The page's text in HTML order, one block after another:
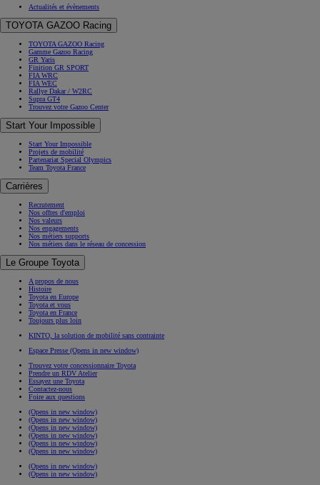
Actualités et évènements
TOYOTA GAZOO Racing
TOYOTA GAZOO Racing
Gamme Gazoo Racing
GR Yaris
Finition GR SPORT
FIA WRC
FIA WEC
Rallye Dakar / W2RC
Supra GT4
Trouvez votre Gazoo Center
Start Your Impossible
Start Your Impossible
Projets de mobilité
Partenariat Special Olympics
Team Toyota France
Carrières
Recrutement
Nos offres d'emploi
Nos valeurs
Nos engagements
Nos métiers supports
Nos métiers dans le réseau de concession
Le Groupe Toyota
A propos de nous
Histoire
Toyota en Europe
Toyota et vous
Toyota en France
Toujours plus loin
KINTO, la solution de mobilité sans contrainte
Espace Presse (Opens in new window)
Trouvez votre concessionnaire Toyota
Prendre un RDV Atelier
Essayez une Toyota
Contactez-nous
Foire aux questions
(Opens in new window)
(Opens in new window)
(Opens in new window)
(Opens in new window)
(Opens in new window)
(Opens in new window)
(Opens in new window)
(Opens in new window)